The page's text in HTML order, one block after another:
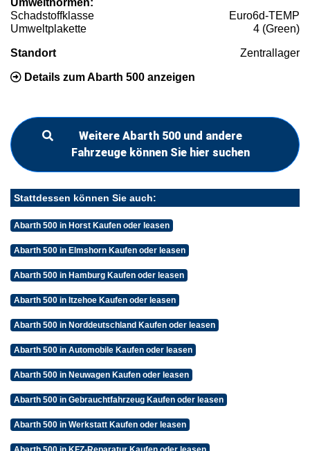
Umweltnormen:
Schadstoffklasse
Euro6d-TEMP
Umweltplakette
4 (Green)
Standort Zentrallager
Details zum Abarth 500 anzeigen
Weitere Abarth 500 und andere
Fahrzeuge können Sie hier suchen
Stattdessen können Sie auch:
Abarth 500 in Horst Kaufen oder leasen
Abarth 500 in Elmshorn Kaufen oder leasen
Abarth 500 in Hamburg Kaufen oder leasen
Abarth 500 in Itzehoe Kaufen oder leasen
Abarth 500 in Norddeutschland Kaufen oder leasen
Abarth 500 in Automobile Kaufen oder leasen
Abarth 500 in Neuwagen Kaufen oder leasen
Abarth 500 in Gebrauchtfahrzeug Kaufen oder leasen
Abarth 500 in Werkstatt Kaufen oder leasen